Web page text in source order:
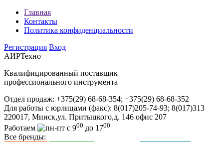
Главная
Контакты
Политика конфиденциальности
Регистрация Вход
АИРТехно
Квалифицированный поставщик
профессионального инструмента
Отдел продаж: +375(29) 68-68-354; +375(29) 68-68-352
Для работы с юрлицами (факс): 8(017)205-74-93;
220017, Минск,ул. Притыцкого,д. 146 офис 207
Работаем
с 900 до 1700
Все бренды: